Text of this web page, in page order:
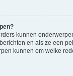
kunnen
en als ze een
kunnen om welke